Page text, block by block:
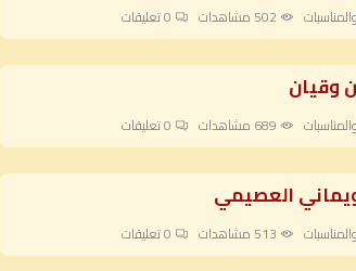
502 مشاهدات تعليقات
وقيان
689 مشاهدات تعليقات
العصيمي
513 مشاهدات تعليقات